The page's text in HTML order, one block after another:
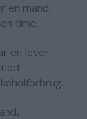
en mand,
time.
en lever,